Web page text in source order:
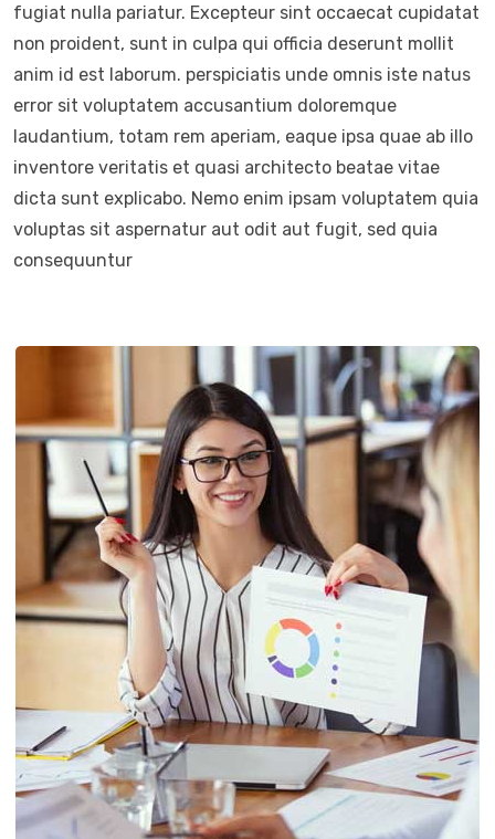
fugiat nulla pariatur. Excepteur sint occaecat cupidatat
non proident, sunt in culpa qui officia deserunt mollit
anim id est laborum. perspiciatis unde omnis iste natus
error sit voluptatem accusantium doloremque
laudantium, totam rem aperiam, eaque ipsa quae ab illo
inventore veritatis et quasi architecto beatae vitae
dicta sunt explicabo. Nemo enim ipsam voluptatem quia
voluptas sit aspernatur aut odit aut fugit, sed quia
consequuntur